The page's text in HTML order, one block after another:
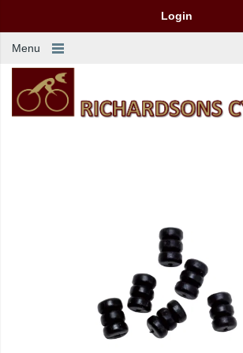
Login
Menu